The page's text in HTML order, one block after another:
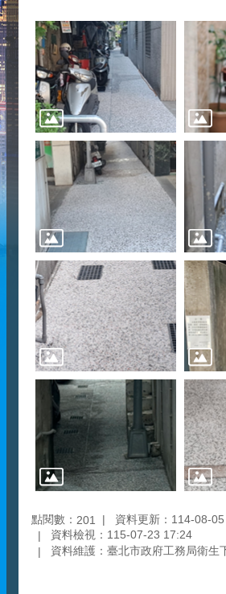
點閱數： 201
資料更新：114-08-
資料檢視：115-07-23 17:24
資料維護：臺北市政府工務局衛生